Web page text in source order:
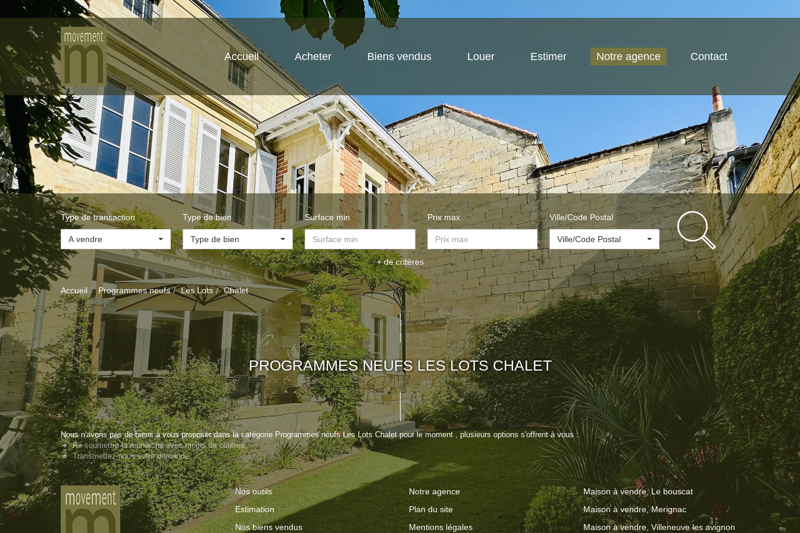
Accueil Acheter Biens vendus Louer Estimer Notre agence Contact
Type de transaction
A vendre
Type de bien
Type de bien
Surface min Prix max Ville/Code Postal
Ville/Code Postal
+ de critères
Accueil Programmes neufs Les Lots Chalet
PROGRAMMES NEUFS LES LOTS CHALET
Nous n'avons pas de biens à vous proposer dans la catégorie Programmes neufs Les Lots Chalet pour le moment , plusieurs options s'offrent à vous :
Re-soumettre la recherche avec moins de critères.
Transmettez-nous votre demande
Nos outils
Estimation
Nos biens vendus
Notre agence
Plan du site
Mentions légales
Maison à vendre, Le bouscat
Maison à vendre, Merignac
Maison à vendre, Villeneuve les avignon